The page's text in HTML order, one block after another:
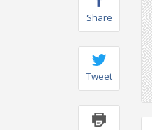
Share
Tweet